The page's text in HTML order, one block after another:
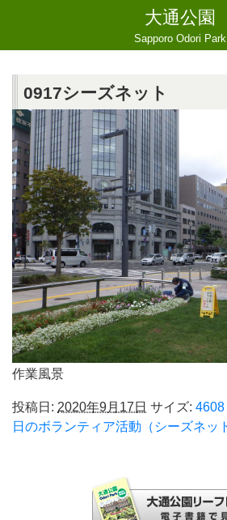
大通公園
Sapporo Odori Park
0917シーズネット
作業風景
投稿日: 2020年9月17日 サイズ: 4608
日のボランティア活動（シーズネッ